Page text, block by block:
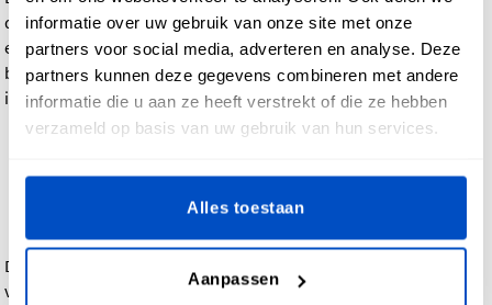
informatie over uw gebruik van onze site met onze
partners voor social media, adverteren en analyse. Deze
partners kunnen deze gegevens combineren met andere
informatie die u aan ze heeft verstrekt of die ze hebben
verzameld op basis van uw gebruik van hun services.
Alles toestaan
Aanpassen
de exacte geschatte levertijden voor uw adres. Met
expresverzending kunt u een paar dagen op de levertijd
besparen, terwijl standaardverzending de voordeligste optie
is.
en transparant
De verzendkosten worden berekend op basis van uw
verzendbestemming en de gekozen leveringsmethode. Zo